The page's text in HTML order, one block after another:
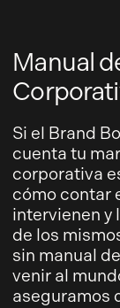
Manual
Si el Brand
cuenta tu
corporativa
cómo contar
intervienen y
de los
sin manual
venir al
aseguramos